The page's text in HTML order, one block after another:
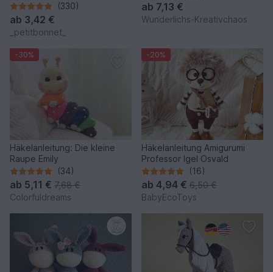
(330)
ab 3,42 €
_petitbonnet_
ab 7,13 €
Wunderlichs-Kreativchaos
-30%
Häkelanleitung: Die kleine
Raupe Emily
(34)
ab 5,11 € 7,68 €
Colorfuldreams
-20%
Häkelanleitung Amigurumi
Professor Igel Osvald
(16)
ab 4,94 € 6,50 €
BabyEcoToys